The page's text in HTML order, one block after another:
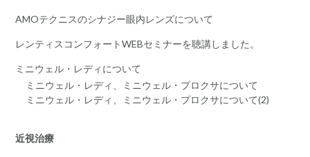
AMOテクニスのシナジー眼内レンズについて
レンティスコンフォートWEBセミナーを聴講しました。
ミニウェル・レディについて
ミニウェル・レディ、ミニウェル・プロクサについて
ミニウェル・レディ、ミニウェル・プロクサについて(2)
近視治療